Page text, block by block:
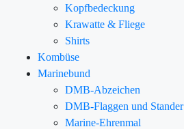
Kopfbedeckung
Krawatte & Fliege
Shirts
Kombüse
Marinebund
DMB-Abzeichen
DMB-Flaggen und Stander
Marine-Ehrenmal